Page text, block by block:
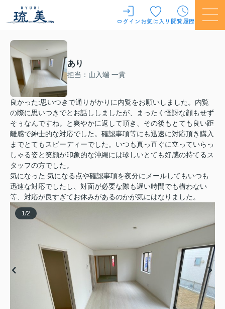
ログインお気に入り 閲覧履歴
あり
担当：山入端 一貴
良かった:思いつきで通りがかりに内覧をお願いしました。内覧
の際に思いつきでとお話ししましたが、まったく怪訝な顔もせず
そぅなんですね。と爽やかに返して頂き、その後もとても良い距
離感で紳士的な対応でした。確認事項等にも迅速に対応頂き購入
までとてもスピーディーでした。いつも真っ直ぐに立っていらっ
しゃる姿と笑顔が印象的な沖縄には珍しいとても好感の持てるス
タッフの方でした。
気になった:気になる点や確認事項を夜分にメールしてもいつも
迅速な対応でしたし、対面が必要な際も遅い時間でも構わない
等、対応が良すぎてお休みがあるのかが気にはなりました。
1 /2